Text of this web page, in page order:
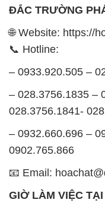
ĐẮC TRƯỜNG
🌐 Website: https://
📞 Hotline:
– 0933.920.505 –
– 028.3756.1835 –
028.3756.1841-
– 0932.660.696 –
0902.765.866
📧 Email:
GIỜ LÀM VIỆC